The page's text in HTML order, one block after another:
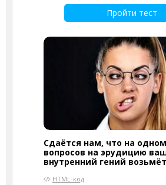
Пройти тест
Сдаётся нам, что на
вопросов на эрудицию
внутренний гений
HTML-код